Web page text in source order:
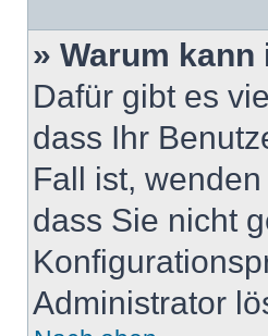
» Warum
Dafür gibt es
dass Ihr
Fall ist,
dass Sie nicht
Administrator